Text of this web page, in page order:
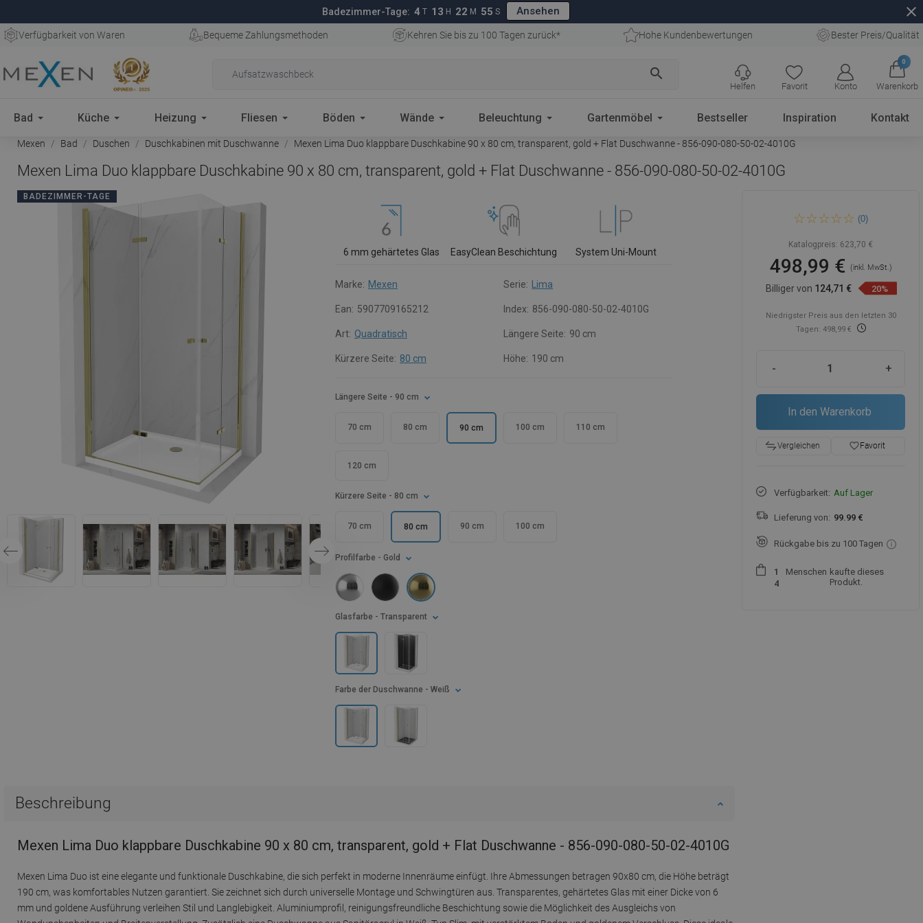
Badezimmer-Tage: 4 T 13 H 22 M 54 S Ansehen close
Verfügbarkeit von Waren Bequeme Zahlungsmethoden Kehren Sie bis zu 100 Tagen zurück* Hohe Kundenbewertungen Bester Preis/Qualität
search
Favorit Konto
0
Warenkorb
Helfen
Bad Küche Heizung Fliesen Böden Wände Beleuchtung Gartenmöbel Bestseller Inspiration Kontakt
Mexen Bad Duschen Duschkabinen mit Duschwanne Mexen Lima Duo klappbare Duschkabine 90 x 80 cm, transparent, gold + Flat Duschwanne - 856-090-080-50-02-4010G
Mexen Lima Duo klappbare Duschkabine 90 x 80 cm, transparent, gold + Flat Duschwanne - 856-090-080-50-02-4010G
BADEZIMMER-TAGE
6 mm gehärtetes Glas EasyClean Beschichtung System Uni-Mount
Marke: Mexen Serie: Lima
Ean: 5907709165212 Index: 856-090-080-50-02-4010G
Art: Quadratisch Längere Seite: 90 cm
Kürzere Seite: 80 cm Höhe: 190 cm
Längere Seite - 90 cm
70 cm 80 cm 90 cm 100 cm 110 cm
120 cm
Kürzere Seite - 80 cm
70 cm 80 cm 90 cm 100 cm
Glasfarbe - Transparent
Profilfarbe - Gold
Farbe der Duschwanne - Weiß
Beschreibung
Mexen Lima Duo klappbare Duschkabine 90 x 80 cm, transparent, gold + Flat Duschwanne - 856-090-080-50-02-4010G
Mexen Lima Duo ist eine elegante und funktionale Duschkabine, die sich perfekt in moderne Innenräume einfügt. Ihre Abmessungen betragen 90x80 cm, die Höhe beträgt
190 cm, was komfortables Nutzen garantiert. Sie zeichnet sich durch universelle Montage und Schwingtüren aus. Transparentes, gehärtetes Glas mit einer Dicke von 6
mm und goldene Ausführung verleihen Stil und Langlebigkeit. Aluminiumprofil, reinigungsfreundliche Beschichtung sowie die Möglichkeit des Ausgleichs von
Duschkabine 90 x 80 cm,
Duschwanne - 856-090-080-
50-02-4010G
(0)
Katalogpreis: 623,70 €
498,99 € (inkl. MwSt.)
Billiger von 124,71 € 20%
Niedrigster Preis aus den letzten 30
Tagen: 498,99 €
- +
In den Warenkorb
Vergleichen favorite_borderFavorit
Verfügbarkeit: Auf Lager
Lieferung von: 99.99 €
Rückgabe bis zu 100 Tagen
1
4
Menschen kaufte dieses
Produkt.